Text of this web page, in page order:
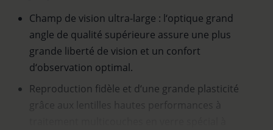
Champ de vision ultra-large : l‘optique grand
angle de qualité supérieure assure une plus
grande liberté de vision et un confort
d‘observation optimal.
Reproduction fidèle et d‘une grande plasticité
grâce aux lentilles hautes performances à